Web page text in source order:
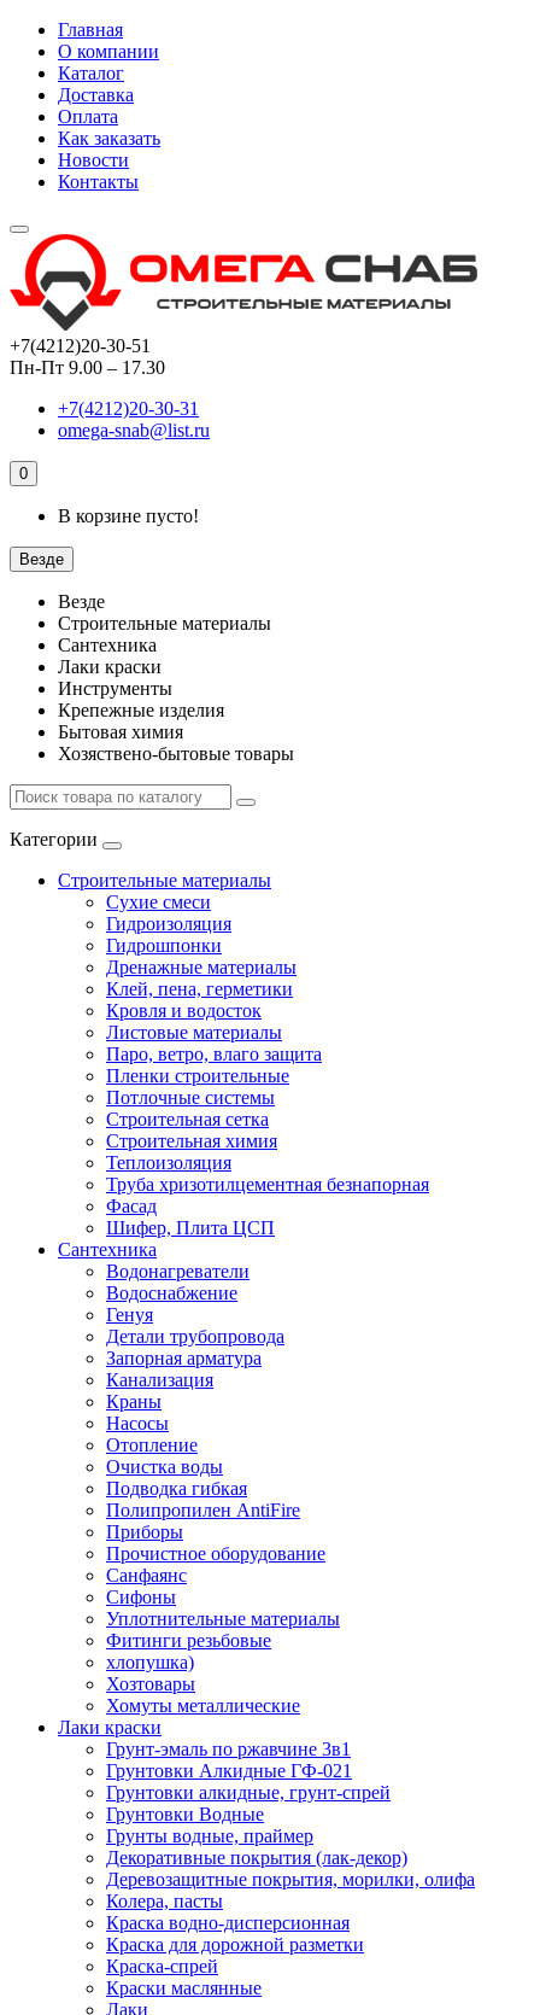
Главная
О компании
Каталог
Доставка
Оплата
Как заказать
Новости
Контакты
+7(4212)20-30-51
Пн-Пт 9.00 – 17.30
+7(4212)20-30-31
omega-snab@list.ru
0
В корзине пусто!
Везде
Везде
Строительные материалы
Сантехника
Лаки краски
Инструменты
Крепежные изделия
Бытовая химия
Хозяствено-бытовые товары
Категории
Строительные материалы
Сухие смеси
Гидроизоляция
Гидрошпонки
Дренажные материалы
Клей, пена, герметики
Кровля и водосток
Листовые материалы
Паро, ветро, влаго защита
Пленки строительные
Потлочные системы
Строительная сетка
Строительная химия
Теплоизоляция
Труба хризотилцементная безнапорная
Фасад
Шифер, Плита ЦСП
Сантехника
Водонагреватели
Водоснабжение
Генуя
Детали трубопровода
Запорная арматура
Канализация
Краны
Насосы
Отопление
Очистка воды
Подводка гибкая
Полипропилен AntiFire
Приборы
Прочистное оборудование
Санфаянс
Сифоны
Уплотнительные материалы
Фитинги резьбовые
хлопушка)
Хозтовары
Хомуты металлические
Лаки краски
Грунт-эмаль по ржавчине 3в1
Грунтовки Алкидные ГФ-021
Грунтовки алкидные, грунт-спрей
Грунтовки Водные
Грунты водные, праймер
Декоративные покрытия (лак-декор)
Деревозащитные покрытия, морилки, олифа
Колера, пасты
Краска водно-дисперсионная
Краска для дорожной разметки
Краска-спрей
Краски маслянные
Лаки